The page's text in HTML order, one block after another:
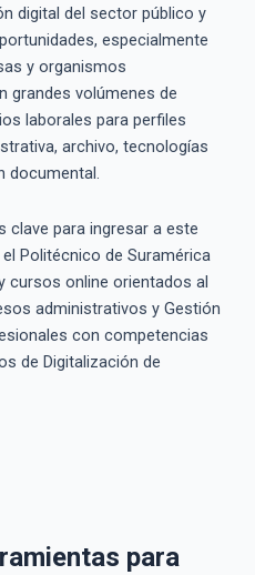
digital del sector público y
especialmente
y organismos
grandes volúmenes de
laborales para perfiles
archivo, tecnologías
documental.
clave para ingresar a este
Politécnico de Suramérica
cursos online orientados al
administrativos y Gestión
con competencias
de Digitalización de
para